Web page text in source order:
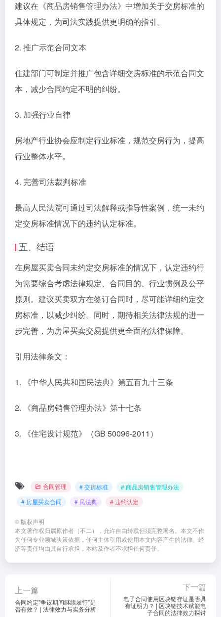
建议在《商品房销售管理办法》中增加关于交房标准的
具体规定，为司法实践提供更明确的指引。
2. 推广示范合同文本
住建部门可制定并推广包含详细交房标准的示范合同文
本，减少合同约定不明的纠纷。
3. 加强行业自律
房地产行业协会应制定行业标准，规范交房行为，提高
行业整体水平。
4. 完善司法裁判标准
最高人民法院可通过司法解释或指导性案例，统一未约
定交房标准情况下的违约认定标准。
五、结语
在房屋买卖合同未约定交房标准的情况下，认定违约行
为需要综合考虑法律规定、合同目的、行业惯例及公平
原则。建议买卖双方在签订合同时，尽可能详细约定交
房标准，以减少纠纷。同时，期待相关法律法规的进一
步完善，为房屋买卖交易提供更全面的法律保障。
引用法律条文：
1. 《中华人民共和国民法典》第五百九十三条
2. 《商品房销售管理办法》第十七条
3. 《住宅设计规范》（GB 50096-2011）
合同管理 # 交房标准
# 商品房销售管理办法
# 房屋买卖合同
# 民法典 # 违约认定
© 版权声明
本文著作权归属原作者（不二），允许自由转载但须完整署名。本文不作
为任何专业领域决策依据，任何主体引用或使用本文内容产生的法律、经
济等责任均由其自行承担，本站及作者不承担任何责任。
上一篇
合同约定"争议期间继续履行"是
否有效？ | 法律效力与实务分析
下一篇
电子合同使用区块链存证是否具
有证明力？ | 区块链技术赋能电
子合同的法律效力探讨